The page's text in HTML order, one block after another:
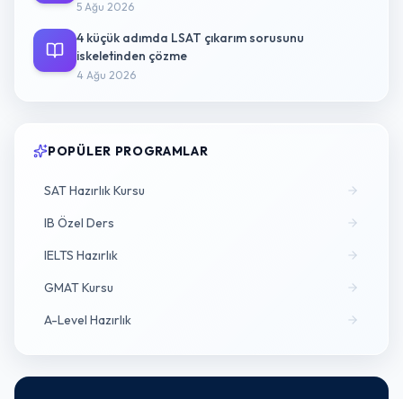
5 Ağu 2026
4 küçük adımda LSAT çıkarım sorusunu
iskeletinden çözme
4 Ağu 2026
POPÜLER PROGRAMLAR
SAT Hazırlık Kursu
IB Özel Ders
IELTS Hazırlık
GMAT Kursu
A-Level Hazırlık